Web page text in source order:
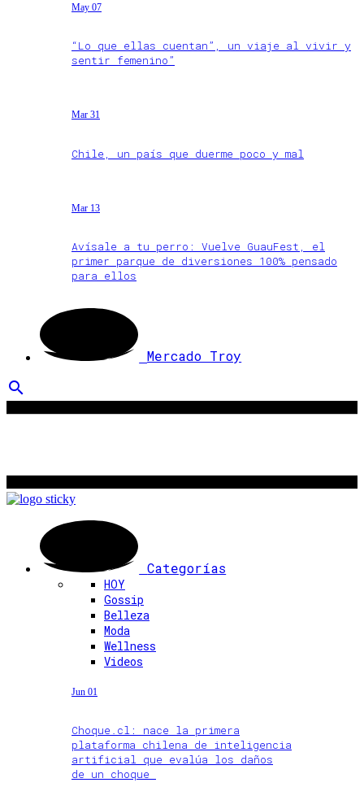
May 07
“Lo que ellas cuentan”, un viaje al vivir y
sentir femenino”
Mar 31
Chile, un país que duerme poco y mal
Mar 13
Avísale a tu perro: Vuelve GuauFest, el
primer parque de diversiones 100% pensado
para ellos
Mercado Troy
search
Categorías
HOY
Gossip
Belleza
Moda
Wellness
Videos
Jun 01
Choque.cl: nace la primera
plataforma chilena de inteligencia
artificial que evalúa los daños
de un choque